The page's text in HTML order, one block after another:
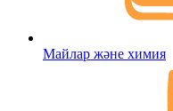
Майлар және химия